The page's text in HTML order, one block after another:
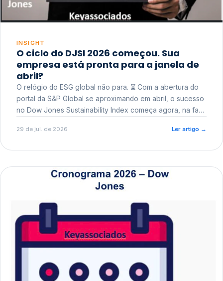
INSIGHT
O ciclo do DJSI 2026 começou. Sua
empresa está pronta para a janela de
abril?
O relógio do ESG global não para. ⏳ Com a abertura do
portal da S&P Global se aproximando em abril, o sucesso
no Dow Jones Sustainability Index começa agora, na fase
29 de jul. de 2026 Ler artigo →